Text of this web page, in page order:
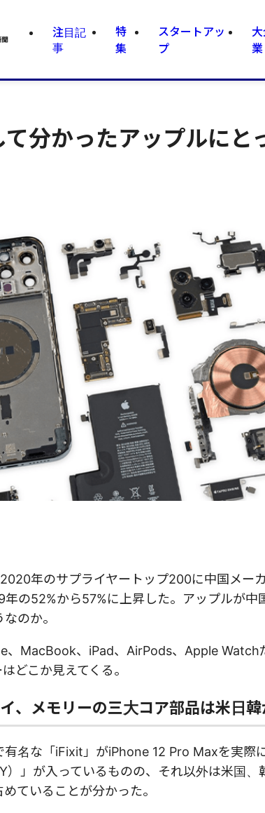
注目記
事
特
集
スタートアッ
プ
業
分かったアップルにと
年のサプライヤートップ200に中国メー
年の52%から57%に上昇した。アップルが中
のか。
、MacBook、iPad、AirPods、Apple Watch
どこか見えてくる。
、メモリーの三大コア部品は米日韓
名な「iFixit」がiPhone 12 Pro Maxを実際
）」が入っているものの、それ以外は米国
ていることが分かった。